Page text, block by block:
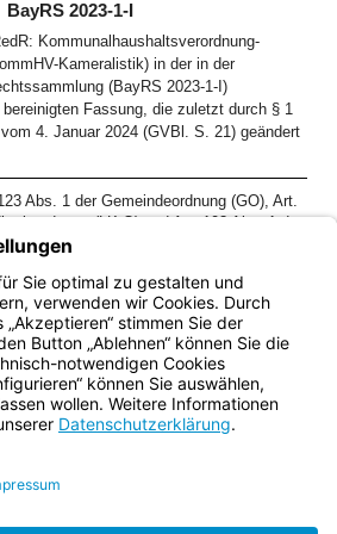
BayRS 2023-1-I
Kommunalhaushaltsverordnung-
Kameralistik) in der in der
(BayRS 2023-1-I)
Fassung, die zuletzt durch § 1
4. Januar 2024 (GVBl. S. 21) geändert
Abs. 1 der Gemeindeordnung (GO), Art.
(LKrO) und Art. 103 Abs. 1 der
erläßt das Bayerische
der Finanzen folgende